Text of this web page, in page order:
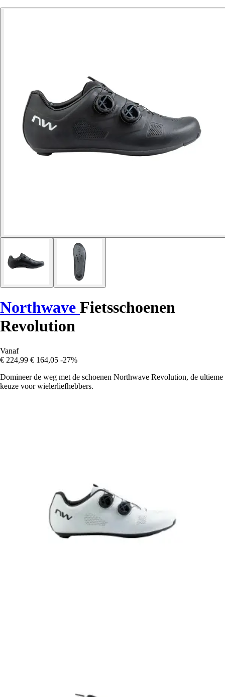
Northwave Fietsschoenen
Revolution
Vanaf
€ 224,99 € 164,05 -27%
Domineer de weg met de schoenen Northwave Revolution, de ultieme
keuze voor wielerliefhebbers.